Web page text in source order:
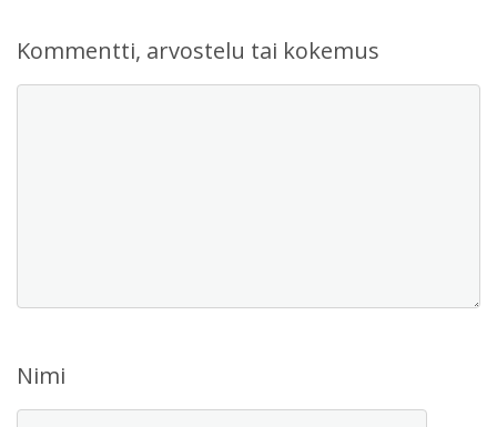
Kommentti, arvostelu tai kokemus
Nimi